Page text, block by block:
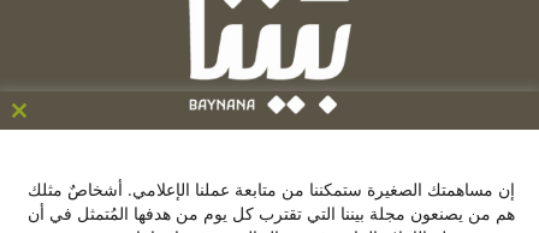
C/ de la Victoria 9, 1º, 28012, Madrid ,España
+34641137976
إن مساهمتك الصغيرة ستمكننا من متابعة عملنا الإعلامي. أشخاصٌ مثلك
هم من يصنعون مجلة بيننا التي تقترب كل يوم من هدفها المُتمثل في أن